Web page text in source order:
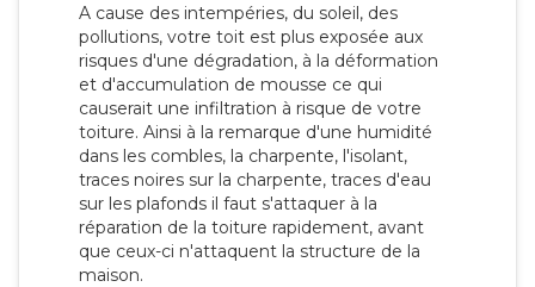
A cause des intempéries, du soleil, des
pollutions, votre toit est plus exposée aux
risques d'une dégradation, à la déformation
et d'accumulation de mousse ce qui
causerait une infiltration à risque de votre
toiture. Ainsi à la remarque d'une humidité
dans les combles, la charpente, l'isolant,
traces noires sur la charpente, traces d'eau
sur les plafonds il faut s'attaquer à la
réparation de la toiture rapidement, avant
que ceux-ci n'attaquent la structure de la
maison.